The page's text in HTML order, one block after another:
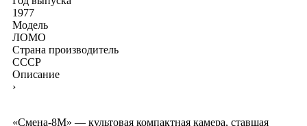
1977
Модель
ЛОМО
Страна производитель
СССР
Описание
›
«Смена-8М» — культовая компактная камера, ставшая